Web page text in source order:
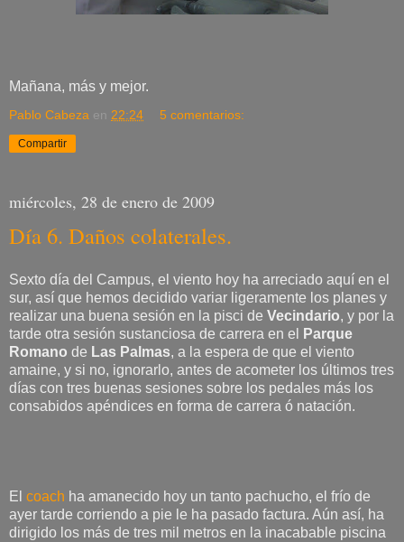
Mañana, más y mejor.
Pablo Cabeza en 22:24 5 comentarios:
Compartir
miércoles, 28 de enero de 2009
Día 6. Daños colaterales.
Sexto día del Campus, el viento hoy ha arreciado aquí en el
sur, así que hemos decidido variar ligeramente los planes y
realizar una buena sesión en la pisci de Vecindario, y por la
tarde otra sesión sustanciosa de carrera en el
Parque
Romano de Las Palmas, a la espera de que el viento
amaine, y si no, ignorarlo, antes de acometer los últimos tres
días con tres buenas sesiones sobre los pedales más los
consabidos apéndices en forma de carrera ó natación.
El coach ha amanecido hoy un tanto pachucho, el frío de
ayer tarde corriendo a pie le ha pasado factura. Aún así, ha
dirigido los más de tres mil metros en la inacabable piscina